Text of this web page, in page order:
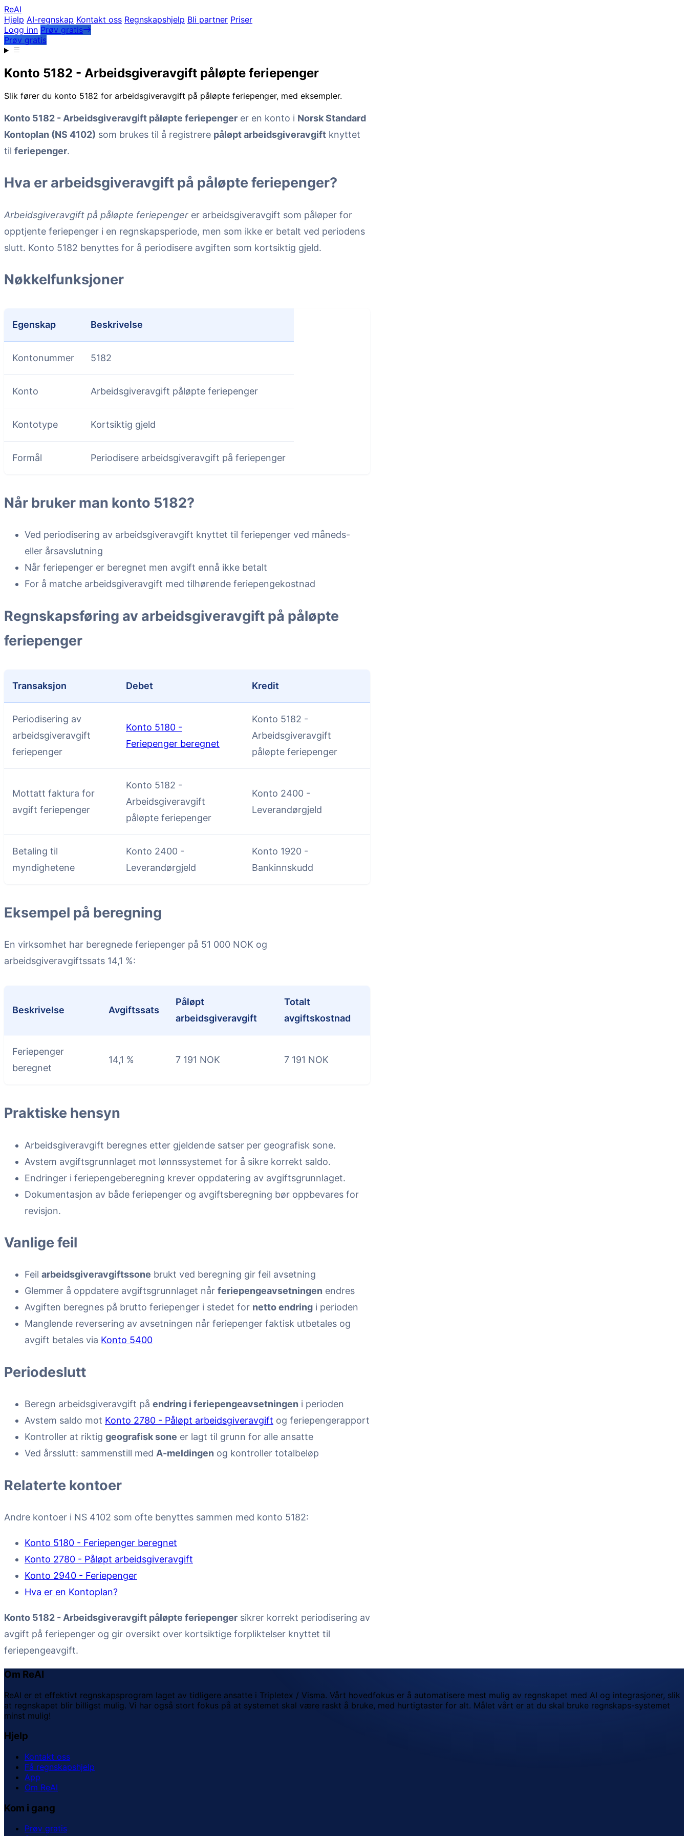
ReAI
Hjelp AI-regnskap Kontakt oss Regnskapshjelp Bli partner Priser
Logg inn Prøv gratis
Prøv gratis
Konto 5182 - Arbeidsgiveravgift påløpte feriepenger
Slik fører du konto 5182 for arbeidsgiveravgift på påløpte feriepenger, med eksempler.
Konto 5182 - Arbeidsgiveravgift påløpte feriepenger er en konto i Norsk Standard
Kontoplan (NS 4102) som brukes til å registrere påløpt arbeidsgiveravgift knyttet
til feriepenger.
Hva er arbeidsgiveravgift på påløpte feriepenger?
Arbeidsgiveravgift på påløpte feriepenger er arbeidsgiveravgift som påløper for
opptjente feriepenger i en regnskapsperiode, men som ikke er betalt ved periodens
slutt. Konto 5182 benyttes for å periodisere avgiften som kortsiktig gjeld.
Nøkkelfunksjoner
Egenskap Beskrivelse
Kontonummer 5182
Konto Arbeidsgiveravgift påløpte feriepenger
Kontotype Kortsiktig gjeld
Formål Periodisere arbeidsgiveravgift på feriepenger
Når bruker man konto 5182?
Ved periodisering av arbeidsgiveravgift knyttet til feriepenger ved måneds-
eller årsavslutning
Når feriepenger er beregnet men avgift ennå ikke betalt
For å matche arbeidsgiveravgift med tilhørende feriepengekostnad
Regnskapsføring av arbeidsgiveravgift på påløpte
feriepenger
Transaksjon Debet Kredit
Periodisering av
arbeidsgiveravgift
feriepenger
Konto 5180 -
Feriepenger beregnet
Konto 5182 -
Arbeidsgiveravgift
påløpte feriepenger
Mottatt faktura for
avgift feriepenger
Konto 5182 -
Arbeidsgiveravgift
påløpte feriepenger
Konto 2400 -
Leverandørgjeld
Betaling til
myndighetene
Konto 2400 -
Leverandørgjeld
Konto 1920 -
Bankinnskudd
Eksempel på beregning
En virksomhet har beregnede feriepenger på 51 000 NOK og
arbeidsgiveravgiftssats 14,1 %:
Beskrivelse Avgiftssats
Påløpt
arbeidsgiveravgift
Totalt
avgiftskostnad
Feriepenger
beregnet
14,1 % 7 191 NOK 7 191 NOK
Praktiske hensyn
Arbeidsgiveravgift beregnes etter gjeldende satser per geografisk sone.
Avstem avgiftsgrunnlaget mot lønnssystemet for å sikre korrekt saldo.
Endringer i feriepengeberegning krever oppdatering av avgiftsgrunnlaget.
Dokumentasjon av både feriepenger og avgiftsberegning bør oppbevares for
revisjon.
Vanlige feil
Feil arbeidsgiveravgiftssone brukt ved beregning gir feil avsetning
Glemmer å oppdatere avgiftsgrunnlaget når feriepengeavsetningen endres
Avgiften beregnes på brutto feriepenger i stedet for netto endring i perioden
Manglende reversering av avsetningen når feriepenger faktisk utbetales og
avgift betales via Konto 5400
Periodeslutt
Beregn arbeidsgiveravgift på endring i feriepengeavsetningen i perioden
Avstem saldo mot Konto 2780 - Påløpt arbeidsgiveravgift og feriepengerapport
Kontroller at riktig geografisk sone er lagt til grunn for alle ansatte
Ved årsslutt: sammenstill med A-meldingen og kontroller totalbeløp
Relaterte kontoer
Andre kontoer i NS 4102 som ofte benyttes sammen med konto 5182:
Konto 5180 - Feriepenger beregnet
Konto 2780 - Påløpt arbeidsgiveravgift
Konto 2940 - Feriepenger
Hva er en Kontoplan?
Konto 5182 - Arbeidsgiveravgift påløpte feriepenger sikrer korrekt periodisering av
avgift på feriepenger og gir oversikt over kortsiktige forpliktelser knyttet til
feriepengeavgift.
Om ReAI
ReAI er et effektivt regnskapsprogram laget av tidligere ansatte i Tripletex / Visma. Vårt hovedfokus er å automatisere mest mulig av regnskapet med AI og integrasjoner, slik
at regnskapet blir billigst mulig. Vi har også stort fokus på at systemet skal være raskt å bruke, med hurtigtaster for alt. Målet vårt er at du skal bruke regnskaps-systemet
minst mulig!
Hjelp
Kontakt oss
Få regnskapshjelp
App
Om ReAI
Kom i gang
Prøv gratis